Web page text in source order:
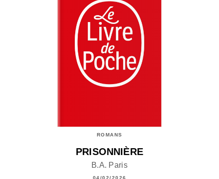
ROMANS
PRISONNIÈRE
B.A. Paris
04/02/2026